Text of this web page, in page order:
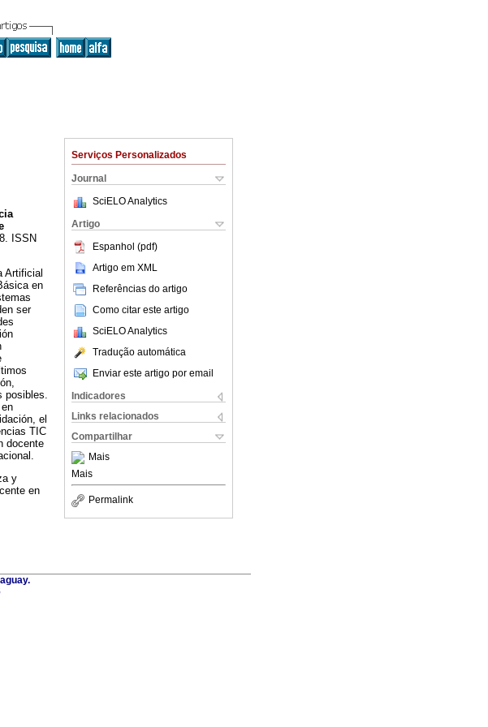
Serviços Personalizados
Journal
SciELO Analytics
Artigo
Espanhol (pdf)
Artigo em XML
Referências do artigo
Como citar este artigo
SciELO Analytics
Tradução automática
Enviar este artigo por email
Indicadores
Links relacionados
Compartilhar
Mais
Mais
Permalink
ISSN
Artificial
en
ser
posibles.
el
TIC
docente
y
en